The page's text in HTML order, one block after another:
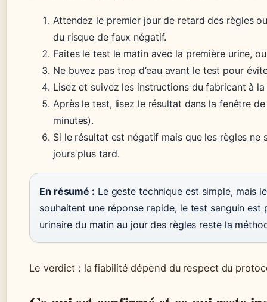
Attendez le premier jour de retard des règles
du risque de faux négatif.
Faites le test le matin avec la première urine,
Ne buvez pas trop d’eau avant le test pour
Lisez et suivez les instructions du fabricant à
Après le test, lisez le résultat dans la fenêtre
minutes).
Si le résultat est négatif mais que les règles
jours plus tard.
En résumé : Le geste technique est simple, mais
souhaitent une réponse rapide, le test sanguin
urinaire du matin au jour des règles reste la
Le verdict : la fiabilité dépend du respect du